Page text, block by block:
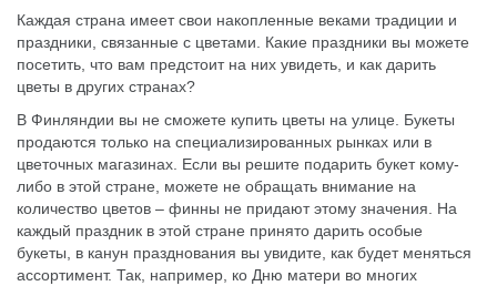
Каждая страна имеет свои накопленные веками традиции и
праздники, связанные с цветами. Какие праздники вы можете
посетить, что вам предстоит на них увидеть, и как дарить
цветы в других странах?
В Финляндии вы не сможете купить цветы на улице. Букеты
продаются только на специализированных рынках или в
цветочных магазинах. Если вы решите подарить букет кому-
либо в этой стране, можете не обращать внимание на
количество цветов – финны не придают этому значения. На
каждый праздник в этой стране принято дарить особые
букеты, в канун празднования вы увидите, как будет меняться
ассортимент. Так, например, ко Дню матери во многих